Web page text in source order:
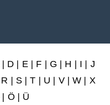
D E| F G H I
J
R S |T U V|W
X
| Ö | Ü